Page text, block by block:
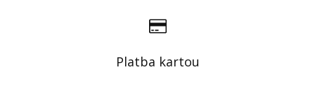
Platba kartou